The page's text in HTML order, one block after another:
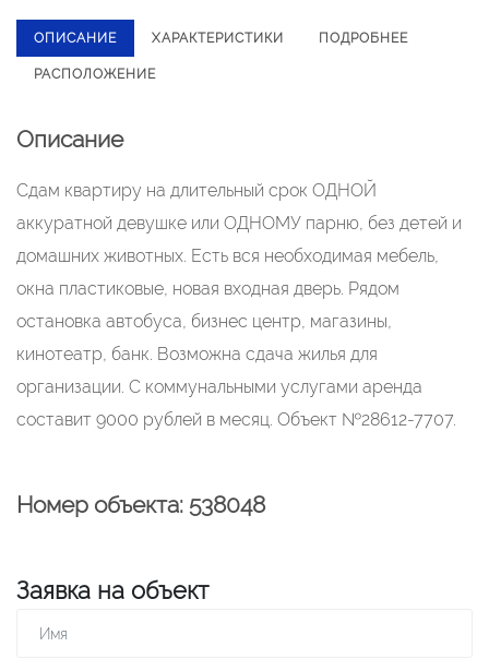
ОПИСАНИЕ ХАРАКТЕРИСТИКИ ПОДРОБНЕЕ
РАСПОЛОЖЕНИЕ
Описание
Сдам квартиру на длительный срок ОДНОЙ
аккуратной девушке или ОДНОМУ парню, без детей и
домашних животных. Есть вся необходимая мебель,
окна пластиковые, новая входная дверь. Рядом
остановка автобуса, бизнес центр, магазины,
кинотеатр, банк. Возможна сдача жилья для
организации. С коммунальными услугами аренда
составит 9000 рублей в месяц. Объект №28612-7707.
Номер объекта: 538048
Заявка на объект